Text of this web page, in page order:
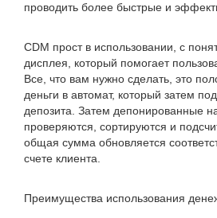
проводить более быстрые и
CDM прост в использовании, с
дисплея, который помогает
Все, что вам нужно сделать, это
деньги в автомат, который затем
депозита. Затем депонированные
проверяются, сортируются и
общая сумма обновляется
счете клиента.
Преимущества использования